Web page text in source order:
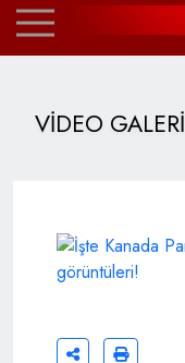
VİDEO GALERİ